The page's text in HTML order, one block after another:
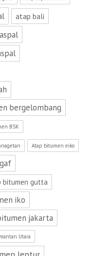
atap bali
bergelombang
BSK
Atap bitumen eiko
bitumen gutta
iko
jakarta
Utara